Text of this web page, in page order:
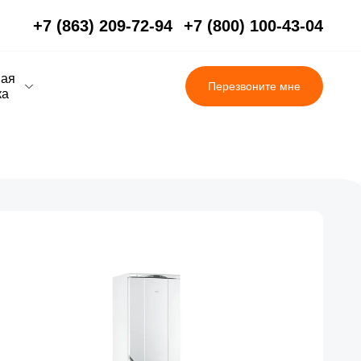
+7 (863) 209-72-94 +7 (800) 100-43-04
Перезвоните мне